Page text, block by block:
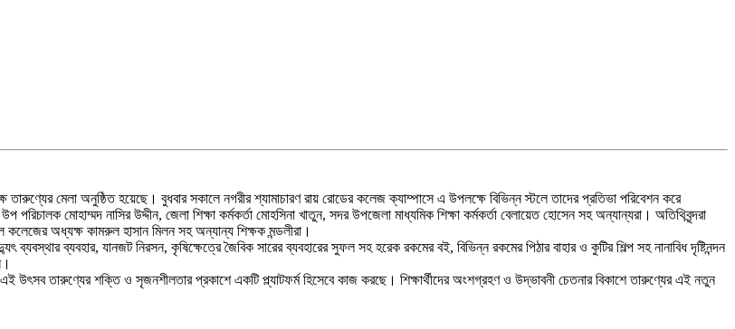
মেলা অনুষ্ঠিত হয়েছে। বুধবার সকালে নগরীর শ্যামাচারণ রায় রোডের কলেজ ক্যাম্পাসে এ উপলক্ষে বিভিন্ন স্টলে তাদের প্রতিভা পরিবেশন করে
পরিচালক মোহাম্মদ নাসির উদ্দীন, জেলা শিক্ষা কর্মকর্তা মোহসিনা খাতুন, সদর উপজেলা মাধ্যমিক শিক্ষা কর্মকর্তা বেলায়েত হোসেন সহ অন্যান্যরা। অতিথিবৃন্দরা
অধ্যক্ষ কামরুল হাসান মিলন সহ অন্যান্য শিক্ষক মন্ডলীরা।
ব্যবহার, যানজট নিরসন, কৃষিক্ষেত্রে জৈবিক সারের ব্যবহারের সুফল সহ হরেক রকমের বই, বিভিন্ন রকমের পিঠার বাহার ও কুটির শিল্প সহ নানাবিধ দৃষ্টিনন্দন
এই উৎসব তারুণ্যের শক্তি ও সৃজনশীলতার প্রকাশে একটি প্ল্যাটফর্ম হিসেবে কাজ করছে। শিক্ষার্থীদের অংশগ্রহণ ও উদ্ভাবনী চেতনার বিকাশে তারুণ্যের এই নতুন